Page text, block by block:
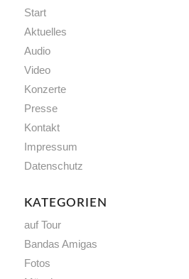
Start
Aktuelles
Audio
Video
Konzerte
Presse
Kontakt
Impressum
Datenschutz
KATEGORIEN
auf Tour
Bandas Amigas
Fotos